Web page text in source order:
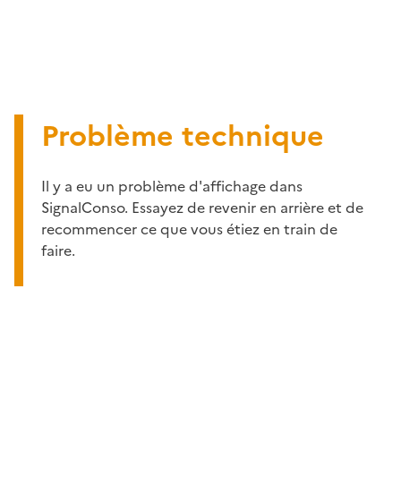
Problème technique
Il y a eu un problème d'affichage dans
SignalConso. Essayez de revenir en arrière et de
recommencer ce que vous étiez en train de
faire.